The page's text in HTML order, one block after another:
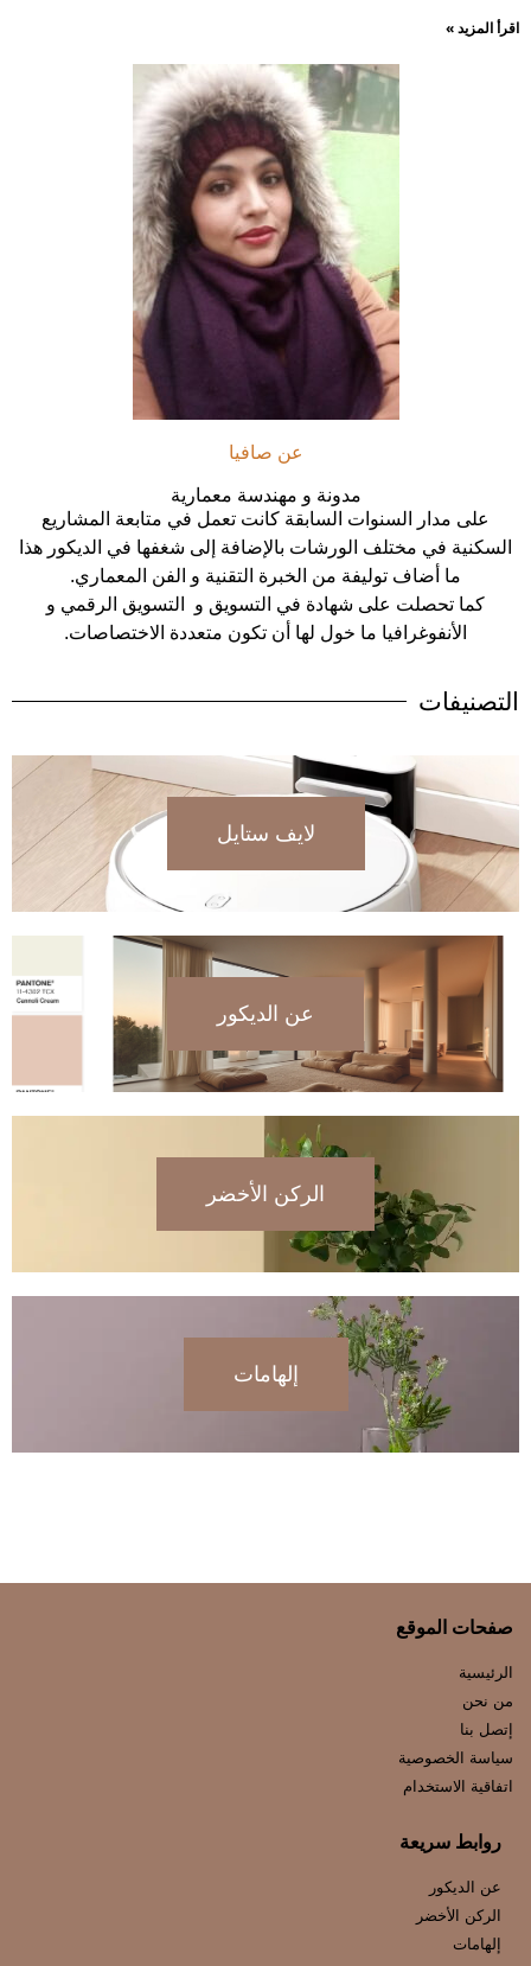
اقرأ المزيد »
عن صافيا
مدونة و مهندسة معمارية
على مدار السنوات السابقة كانت تعمل في متابعة المشاريع
السكنية في مختلف الورشات بالإضافة إلى شغفها في الديكور هذا
ما أضاف توليفة من الخبرة التقنية و الفن المعماري.
كما تحصلت على شهادة في التسويق و التسويق الرقمي و
الأنفوغرافيا ما خول لها أن تكون متعددة الاختصاصات.
التصنيفات
لايف ستايل
عن الديكور
الركن الأخضر
إلهامات
صفحات الموقع
الرئيسية
من نحن
إتصل بنا
سياسة الخصوصية
اتفاقية الاستخدام
روابط سريعة
عن الديكور
الركن الأخضر
إلهامات